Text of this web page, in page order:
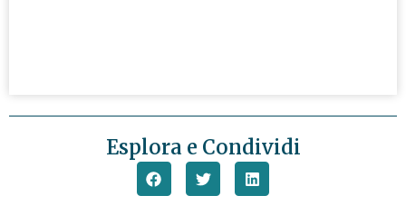
Esplora e Condividi